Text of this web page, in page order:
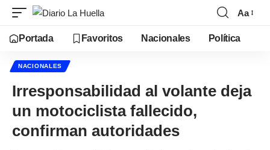
Aa
Portada Favoritos Nacionales Política
NACIONALES
Irresponsabilidad al volante deja
un motociclista fallecido,
confirman autoridades